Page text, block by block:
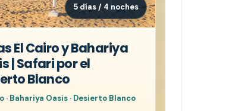
5 días / 4 noches
El Cairo y Bahariya
| Safari por el
Blanco
· Bahariya Oasis · Desierto Blanco